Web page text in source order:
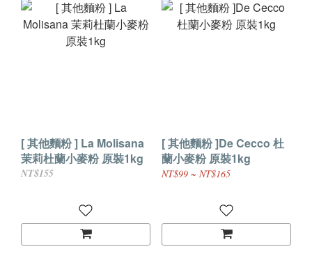
[ 其他麵粉 ] La Molisana
茉莉杜蘭小麥粉 原裝1kg
NT$155
[ 其他麵粉 ]De Cecco 杜
蘭小麥粉 原裝1kg
NT$99 ~ NT$165